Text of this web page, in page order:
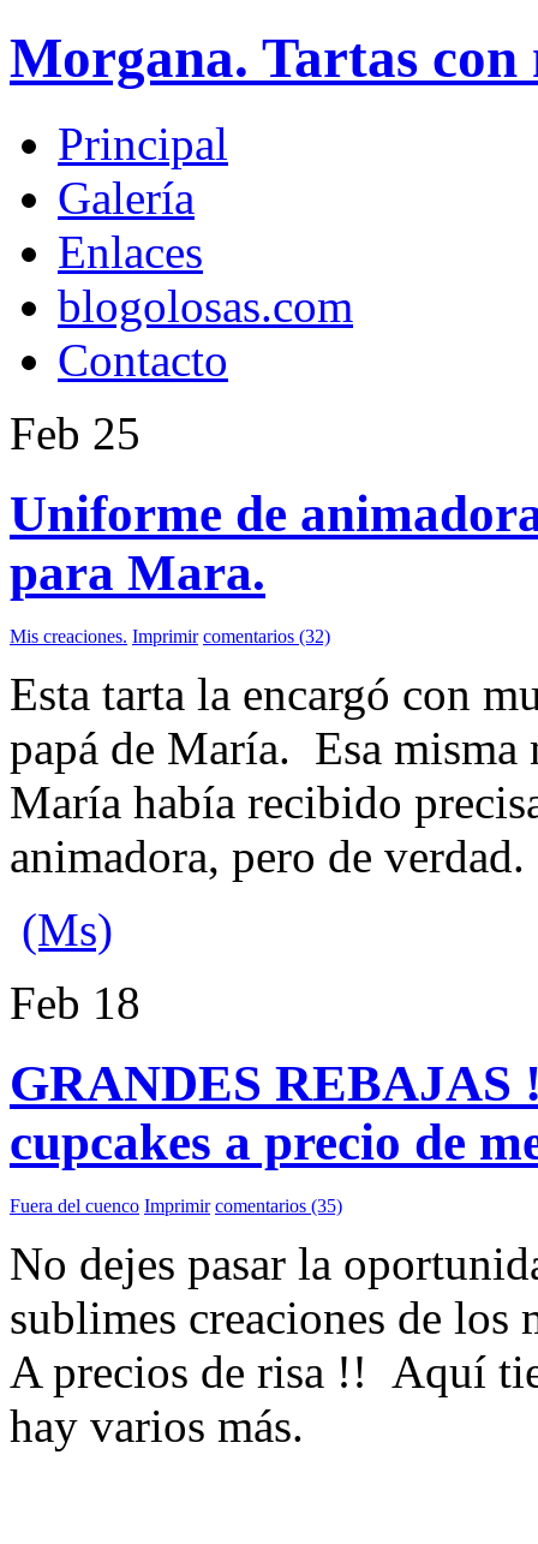
Morgana. Tartas con
Principal
Galería
Enlaces
blogolosas.com
Contacto
Feb 25
Uniforme de
para Mara.
Mis creaciones. Imprimir comentarios (32)
Esta tarta la encargó con
papá de María. Esa misma
María había recibido
animadora, pero de verdad.
(Ms)
Feb 18
GRANDES REBAJAS
cupcakes a precio de
Fuera del cuenco Imprimir comentarios (35)
No dejes pasar la
sublimes creaciones de los
A precios de risa !! Aquí
hay varios más.